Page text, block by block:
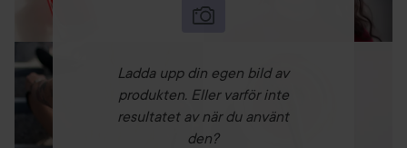
Ladda upp din egen bild av
produkten. Eller varför inte
resultatet av när du använt
den?